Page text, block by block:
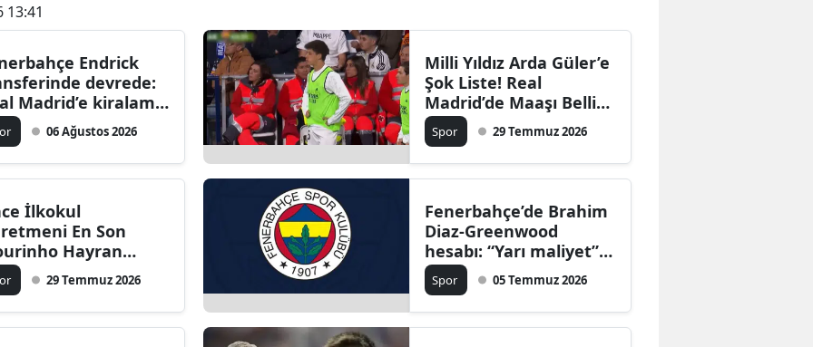
13:41
Endrick
devrede:
Madrid’e kiralama
iddiası
06 Ağustos 2026
Milli Yıldız Arda Güler’e
Şok Liste! Real
Madrid’de Maaşı Belli
Oldu, Türkiye'de
Oynasa 10 Katı
Fazlasını Alır!
Spor 29 Temmuz 2026
İlkokul
En Son
Hayran
Arda Güler
Basınını Salladı
Baba ve Sevgilisi
29 Temmuz 2026
Fenerbahçe’de Brahim
Diaz-Greenwood
hesabı: “Yarı maliyet”
iddiası transfer
gündemini değiştirdi
Spor 05 Temmuz 2026